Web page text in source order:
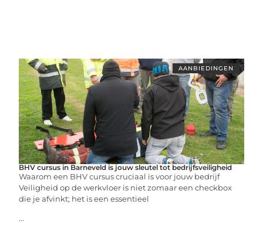
AANBIEDINGEN
BHV cursus in Barneveld is jouw sleutel tot bedrijfsveiligheid
Waarom een BHV cursus cruciaal is voor jouw bedrijf
Veiligheid op de werkvloer is niet zomaar een checkbox
die je afvinkt; het is een essentieel
...